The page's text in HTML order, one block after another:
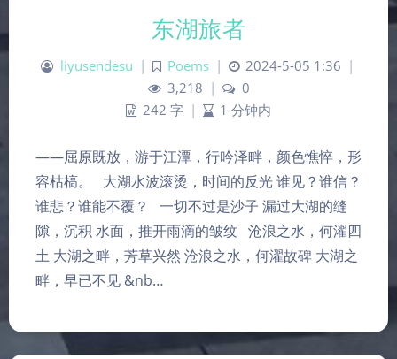
东湖旅者
liyusendesu | Poems | 2024-5-05 1:36 |
3,218 |
0
242 字 | 1 分钟内
——屈原既放，游于江潭，行吟泽畔，颜色憔悴，形
容枯槁。 大湖水波滚烫，时间的反光 谁见？谁信？
谁悲？谁能不覆？ 一切不过是沙子 漏过大湖的缝
隙，沉积 水面，推开雨滴的皱纹 沧浪之水，何濯四
土 大湖之畔，芳草兴然 沧浪之水，何濯故碑 大湖之
畔，早已不见 &nb…